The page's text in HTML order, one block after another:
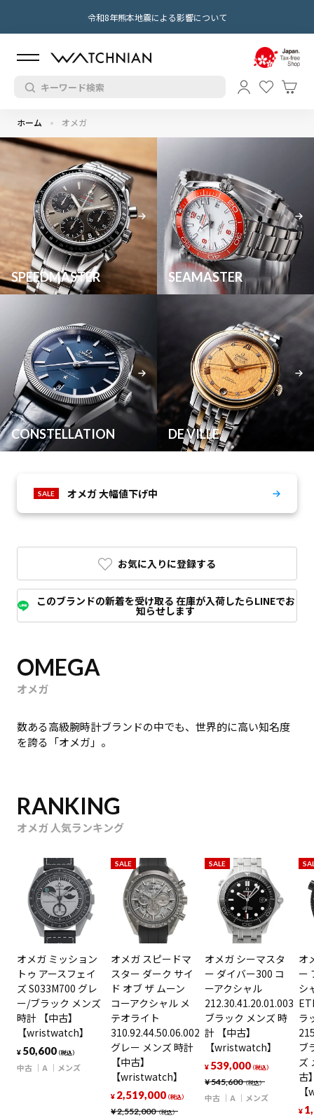
令和8年熊本地震による影響について
ホーム オメガ
SPEEDMASTER SEAMASTER
CONSTELLATION DE VILLE
SALE オメガ 大幅値下げ中
お気に入りに登録する
このブランドの新着を受け取る 在庫が入荷したらLINEでお
知らせします
OMEGA
オメガ
数ある高級腕時計ブランドの中でも、世界的に高い知名度
を誇る「オメガ」。
RANKING
オメガ 人気ランキング
オメガ ミッション
トゥ アースフェイ
ズ S033M700 グレ
ー/ブラック メンズ
時計 【中古】
【wristwatch】
¥ 50,600（税込）
中古 A メンズ
SALE
オメガ スピードマ
スター ダーク サイ
ド オブ ザ ムーン
コーアクシャル メ
テオライト
310.92.44.50.06.002
グレー メンズ 時計
【中古】
【wristwatch】
¥2,552,000（税込）
¥ 2,519,000（税込）
SALE
オメガ シーマスタ
ー ダイバー300 コ
ーアクシャル
212.30.41.20.01.003
ブラック メンズ 時
計 【中古】
【wristwatch】
¥545,600（税込）
¥ 539,000（税込）
中古 A メンズ
オ
ー
シ
ラ
ブ
ズ
古
¥